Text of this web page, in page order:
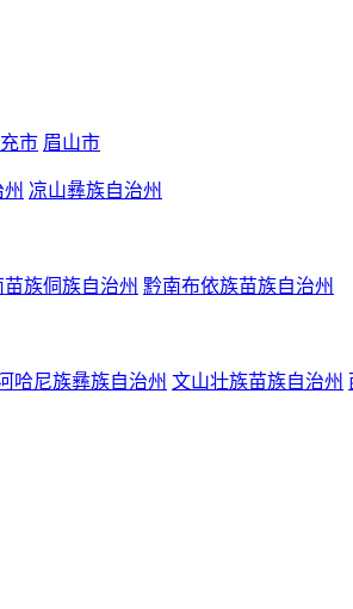
市 眉山市
凉山彝族自治州
族侗族自治州 黔南布依族苗族自治州
哈尼族彝族自治州 文山壮族苗族自治州